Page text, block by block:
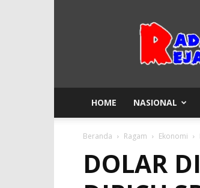
HOME NASIONAL
Beranda Ragam Ekonomi
DOLAR